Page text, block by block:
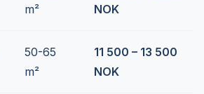
m²
NOK
50-65
m²
11 500 – 13 500
NOK